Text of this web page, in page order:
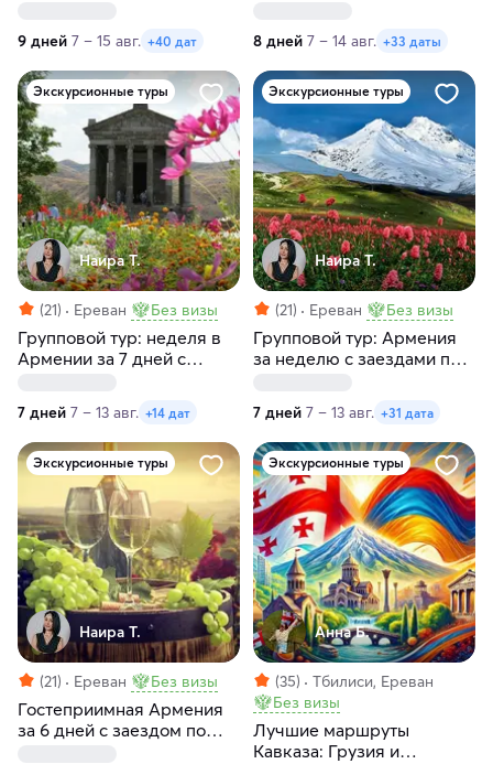
четвергам и пятницам
9 дней 7 – 15 авг. +40 дат 8 дней 7 – 14 авг. +33 даты
Экскурсионные туры
Наира Т.
(21) Ереван Без визы
Групповой тур: неделя в
Армении за 7 дней с
четвергам
7 дней 7 – 13 авг. +14 дат
Экскурсионные туры
Наира Т.
(21) Ереван Без визы
Групповой тур: Армения
за неделю с заездами по
7 дней 7 – 13 авг. +31 дата
Экскурсионные туры
Наира Т.
(21) Ереван Без визы
Гостеприимная Армения
за 6 дней с заездом по
Экскурсионные туры
Анна Б.
(35)
Тбилиси, Ереван
Без визы
Лучшие маршруты
Кавказа: Грузия и